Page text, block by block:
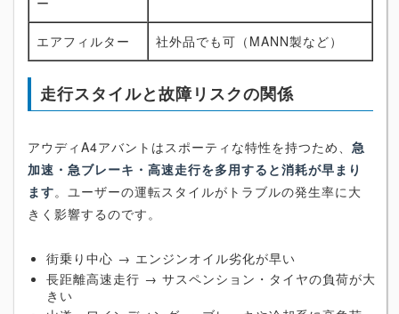
エアフィルター 社外品でも可（MANN製など）
走行スタイルと故障リスクの関係
アウディA4アバントはスポーティな特性を持つため、 急
加速・急ブレーキ・高速走行を多用すると消耗が早まり
ます。ユーザーの運転スタイルがトラブルの発生率に大
きく影響するのです。
街乗り中心 → エンジンオイル劣化が早い
長距離高速走行 → サスペンション・タイヤの負荷が大
きい